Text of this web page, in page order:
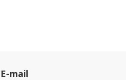
E-mail